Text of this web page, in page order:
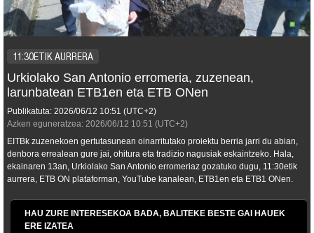
11:30ETIK AURRERA
Urkiolako San Antonio erromeria, zuzenean,
larunbatean ETB1en eta ETB ONen
Publikatuta: 2026/06/12 10:51 (UTC+2)
Azken eguneratzea: 2026/06/12 10:51 (UTC+2)
EITBk zuzenekoen gertutasunean oinarritutako proiektu berria jarri du abian,
denbora errealean gure jai, ohitura eta tradizio nagusiak eskaintzeko. Hala,
ekainaren 13an, Urkiolako San Antonio erromeriaz gozatuko dugu, 11:30etik
aurrera, ETB ON plataforman, YouTube kanalean, ETB1en eta ETB1 ONen.
HAU ZURE INTERESEKOA BADA, BALITEKE BESTE GAI HAUEK
ERE IZATEA